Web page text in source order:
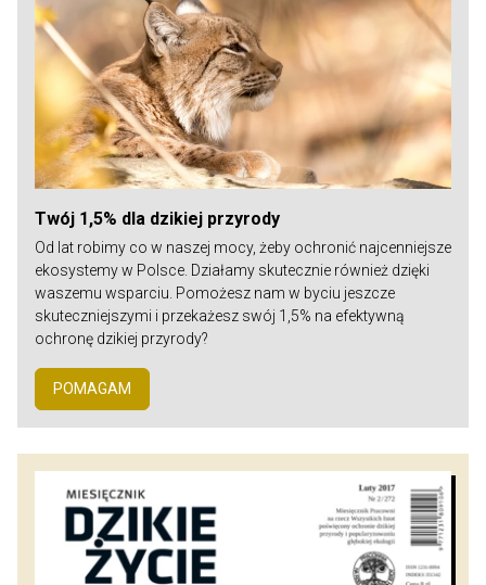
Twój 1,5% dla dzikiej przyrody
Od lat robimy co w naszej mocy, żeby ochronić najcenniejsze
ekosystemy w Polsce. Działamy skutecznie również dzięki
waszemu wsparciu. Pomożesz nam w byciu jeszcze
skuteczniejszymi i przekażesz swój 1,5% na efektywną
ochronę dzikiej przyrody?
POMAGAM